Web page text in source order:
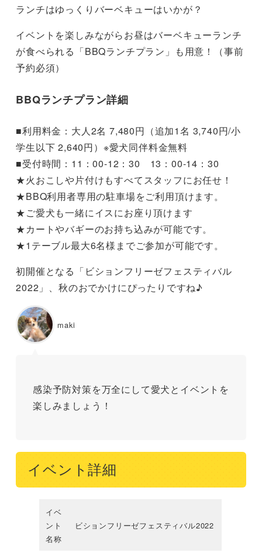
ランチはゆっくりバーベキューはいかが？
イベントを楽しみながらお昼はバーベキューランチ
が食べられる「BBQランチプラン」も用意！（事前
予約必須）
BBQランチプラン詳細
■利用料金：大人2名 7,480円（追加1名 3,740円/小
学生以下 2,640円）※愛犬同伴料金無料
■受付時間：11：00-12：30 13：00-14：30
★火おこしや片付けもすべてスタッフにお任せ！
★BBQ利用者専用の駐車場をご利用頂けます。
★ご愛犬も一緒にイスにお座り頂けます
★カートやバギーのお持ち込みが可能です。
★1テーブル最大6名様までご参加が可能です。
初開催となる「ビションフリーゼフェスティバル
2022」、秋のおでかけにぴったりですね♪
maki
感染予防対策を万全にして愛犬とイベントを
楽しみましょう！
イベント詳細
イベ
ント
名称
ビションフリーゼフェスティバル2022